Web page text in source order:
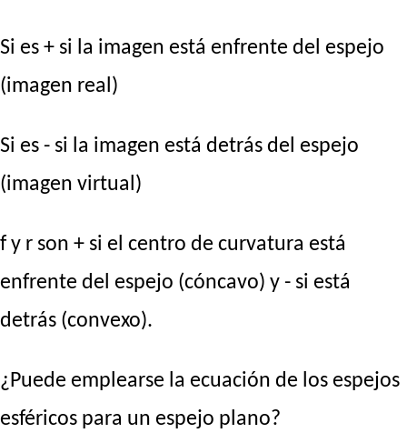
Si es + si la imagen está enfrente del espejo
(imagen real)
Si es - si la imagen está detrás del espejo
(imagen virtual)
f y r son + si el centro de curvatura está
enfrente del espejo (cóncavo) y - si está
detrás (convexo).
¿Puede emplearse la ecuación de los espejos
esféricos para un espejo plano?